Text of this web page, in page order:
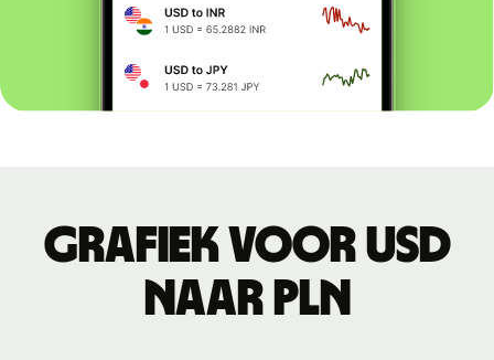
Grafiek voor USD
naar PLN